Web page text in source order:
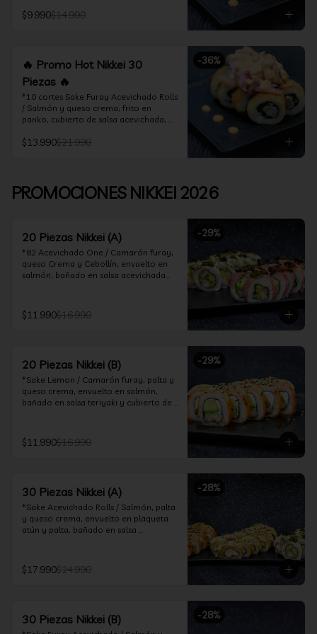
$9.990$14.990
-36%
🔥 Promo Hot Nikkei 30
Piezas 🔥
*10 cortes Sake Furay Acevichado Rolls
/ Salmón y queso crema, frito en
panko, cubierto de salsa acevichada,
*10 cortes Maguro Acevichado Rolls /
acevichado
$13.990$21.990
PROMOCIONES NIKKEI 2026
-29%
20 Piezas Nikkei (A)
*82 Acevichado One / Camarón furay,
queso Crema y Cebollín, envuelto en
salmón, bañado en salsa acevichada
y cebollin, frito en panko cubierto de
ceviche hot.
$11.990$16.990
-29%
20 Piezas Nikkei (B)
*Sake Lemon / Camarón furay, palta y
queso crema, envuelto en salmón,
bañado en salsa teriyaki y cubierto de
*Shrimp Fire Rolls /Palta y camarón
furay, envuelto en queso crema
*Incluye 2 palitos, 2 soya 30ml, 1 salsa
teriyaki 30ml
$11.990$16.990
-28%
30 Piezas Nikkei (A)
*Sake Acevichado Rolls / Salmón, palta
y queso crema, envuelto en plaqueta
atún y palta, bañado en salsa
*Shrimp Fire Rolls / Palta y camarón
furay, envuelto en queso crema
*Almond Furay / Pollo teriyaki, queso
crema y almendras tostadas, frito en
$17.990$24.990
-28%
30 Piezas Nikkei (B)